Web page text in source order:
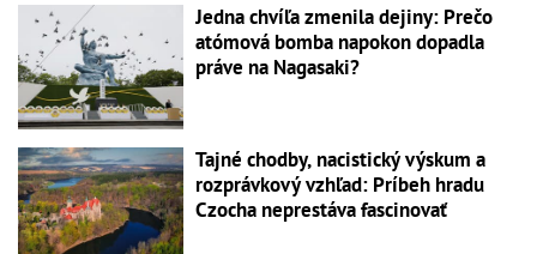
Jedna chvíľa zmenila dejiny: Prečo
atómová bomba napokon dopadla
práve na Nagasaki?
Tajné chodby, nacistický výskum a
rozprávkový vzhľad: Príbeh hradu
Czocha neprestáva fascinovať